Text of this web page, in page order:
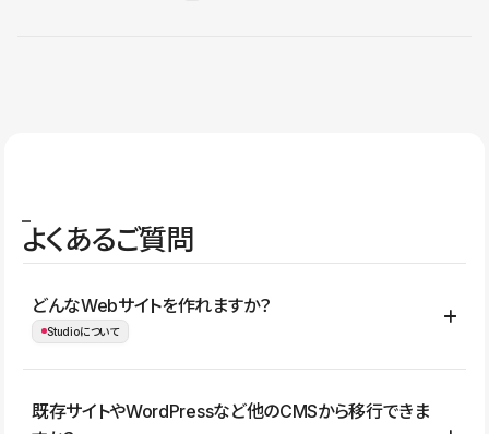
よくあるご質問
どんなWebサイトを作れますか？
Studioについて
コーポレートサイト、サービスサイト、LP、採用サイト、ブロ
既存サイトやWordPressなど他のCMSから移行できま